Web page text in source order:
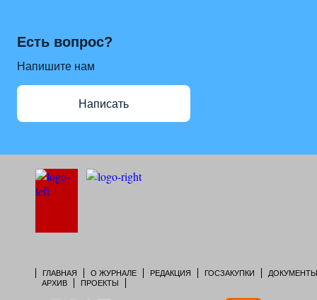
Есть вопрос?
Напишите нам
Написать
ГЛАВНАЯ О ЖУРНАЛЕ РЕДАКЦИЯ ГОСЗАКУПКИ
ДОКУМЕНТЫ
АРХИВ
ПРОЕКТЫ